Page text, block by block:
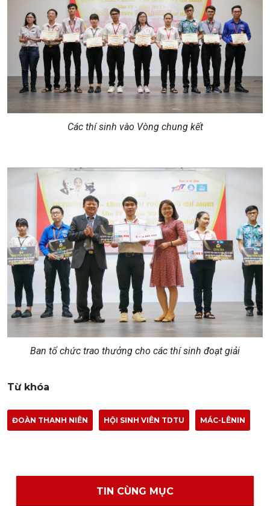
Các thí sinh vào Vòng chung kết
Ban tổ chức trao thưởng cho các thí sinh đoạt giải
Từ khóa
ĐOÀN THANH NIÊN HỘI SINH VIÊN TDTU MÁC-LÊNIN
TIN CÙNG MỤC